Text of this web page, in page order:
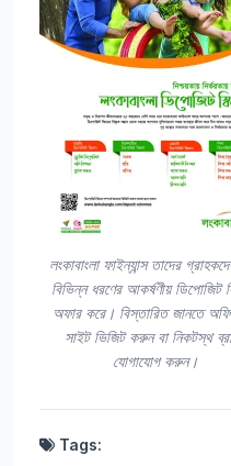
লংকাবাংলা ফাইন্যান্স তাদের
বিভিন্ন ধরণের আকর্ষণীয় ডিপোজিট
অফার করে। বিস্তারিত জানতে
সাইট ভিজিট করুন বা নিকটস্থ
যোগাযোগ করুন।
Tags: